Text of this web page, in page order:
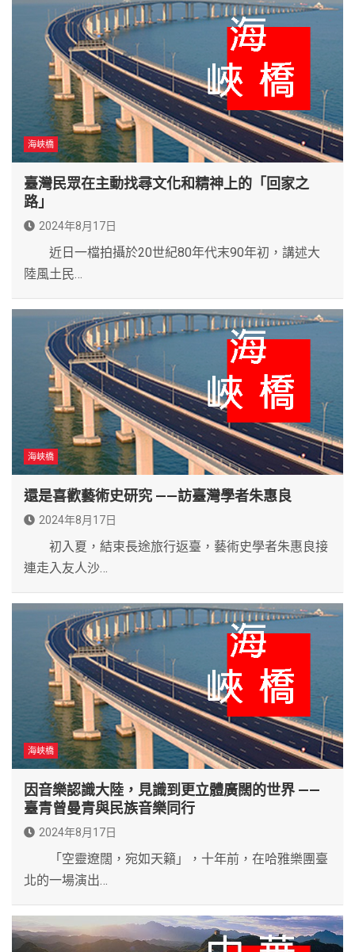
海峽橋
臺灣民眾在主動找尋文化和精神上的「回家之
路」
2024年8月17日
近日一檔拍攝於20世紀80年代末90年初，講述大
陸風土民…
海峽橋
還是喜歡藝術史研究 ——訪臺灣學者朱惠良
2024年8月17日
初入夏，結束長途旅行返臺，藝術史學者朱惠良接
連走入友人沙…
海峽橋
因音樂認識大陸，見識到更立體廣闊的世界 ——
臺青曾曼青與民族音樂同行
2024年8月17日
「空靈遼闊，宛如天籟」，十年前，在哈雅樂團臺
北的一場演出…